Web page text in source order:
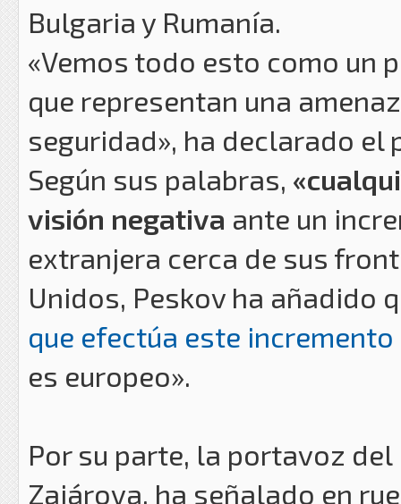
Bulgaria y Rumanía.
«Vemos todo esto como un
que representan una
seguridad», ha declarado el
Según sus palabras,
visión negativa ante un
extranjera cerca de sus
Unidos, Peskov ha añadido
que efectúa este incremento
es europeo».
Por su parte, la portavoz
Zajárova, ha señalado en